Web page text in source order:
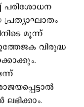
പരിശോധന
പ്രത്യാഘാതം
മൂന്ന്
വിരുദ്ധ